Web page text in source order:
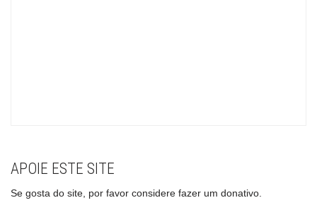
APOIE ESTE SITE
Se gosta do site, por favor considere fazer um donativo.